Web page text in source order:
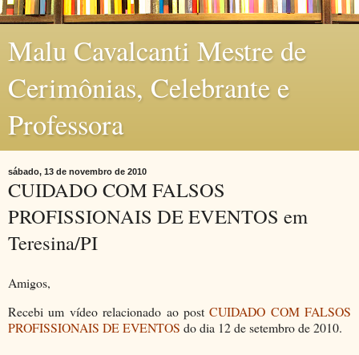
Malu Cavalcanti Mestre de
Cerimônias, Celebrante e
Professora
sábado, 13 de novembro de 2010
CUIDADO COM FALSOS
PROFISSIONAIS DE EVENTOS em
Teresina/PI
Amigos,
Recebi um vídeo relacionado ao postCUIDADO COM FALSOS
PROFISSIONAIS DE EVENTOS do dia 12 de setembro de 2010.